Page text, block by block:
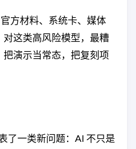
方材料、系统卡、媒体
这类高风险模型，最糟
演示当常态，把复刻项
了一类新问题：AI 不只是